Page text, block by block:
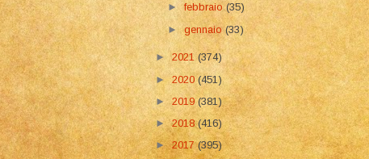
►febbraio(35)
►gennaio(33)
►2021 (374)
►2020(451)
►2019(381)
►2018(416)
►2017(395)